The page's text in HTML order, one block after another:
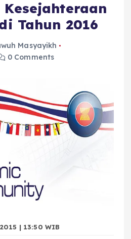
Kesejahteraan
Tahun 2016
Masyayikh
0 Comments
| 13:50 WIB